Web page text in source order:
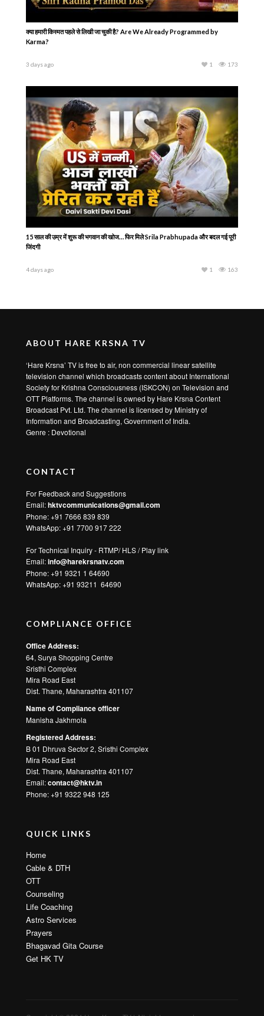
क्या हमारी किस्मत पहले से लिखी जा चुकी है? Are We Already Programmed by
Karma?
3 days ago 173
1
15 साल की उम्र में शुरू की भगवान की खोज… फिर मिले Srila Prabhupada और बदल गई पूरी
जिंदगी
4 days ago 163
1
ABOUT HARE KRSNA TV
‘Hare Krsna’ TV is free to air, non commercial linear satellite
television channel which broadcasts content about International
Society for Krishna Consciousness (ISKCON) on Television and
OTT Platforms. The channel is owned by Hare Krsna Content
Broadcast Pvt. Ltd. The channel is licensed by Ministry of
Information and Broadcasting, Government of India.
Genre : Devotional
CONTACT
For Feedback and Suggestions
Email:hktvcommunications@gmail.com
Phone: +91 7666 839 839
WhatsApp:+91 7700 917 222
For Technical Inquiry - RTMP/ HLS / Play link
Email:info@harekrsnatv.com
Phone: +91 9321 1 64690
WhatsApp:+91 93211 64690
COMPLIANCE OFFICE
Office Address:
64, Surya Shopping Centre
Sristhi Complex
Mira Road East
Dist. Thane, Maharashtra 401107
Name of Compliance officer
Manisha Jakhmola
Registered Address:
B 01 Dhruva Sector 2, Sristhi Complex
Mira Road East
Dist. Thane, Maharashtra 401107
Email:contact@hktv.in
Phone: +91 9322 948 125
QUICK LINKS
Home
Cable & DTH
OTT
Counseling
Life Coaching
Astro Services
Prayers
Bhagavad Gita Course
Get HK TV